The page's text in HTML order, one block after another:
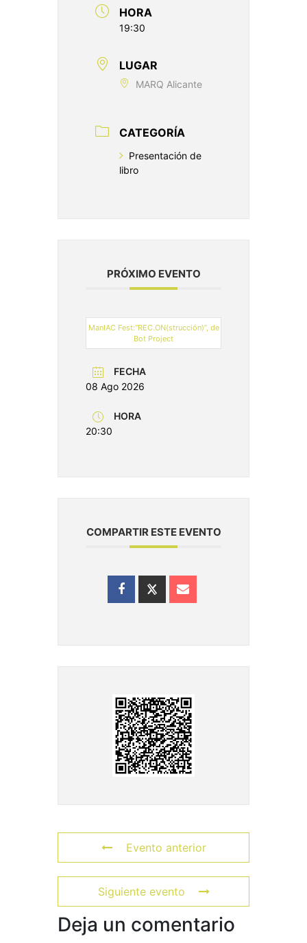
HORA
19:30
LUGAR
MARQ Alicante
CATEGORÍA
Presentación de
libro
PRÓXIMO EVENTO
ManIAC Fest:“REC.ON(strucción)”, de
Bot Project
FECHA
08 Ago 2026
HORA
20:30
COMPARTIR ESTE EVENTO
Evento anterior
Siguiente evento
Deja un comentario